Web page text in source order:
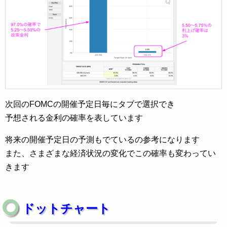
次回のFOMCの開催予定日毎にタブで選択でき
予想される金利の確率を表しています
将来の開催予定日の予測もでているの参考になります
また、さまざまな経済状況の変化でこの確率も変わってい
きます
ドットチャート